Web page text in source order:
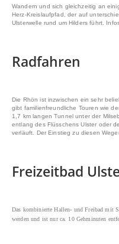
Wandern und sich gleichzeitig an
Herz-Kreislaufpfad, der auf
Ulsterwelle rund um Hilders führt.
Radfahren
Die Rhön ist inzwischen ein sehr
gibt familienfreundliche Touren wie
1,7 km langen Tunnel unter der
entlang des Flüsschens Ulster oder
verläuft. Der Einstieg zu diesen
Freizeitbad
Das kombinierte Hallen- und Freibad mit
werden und ist nur ca. 10 Gehminuten